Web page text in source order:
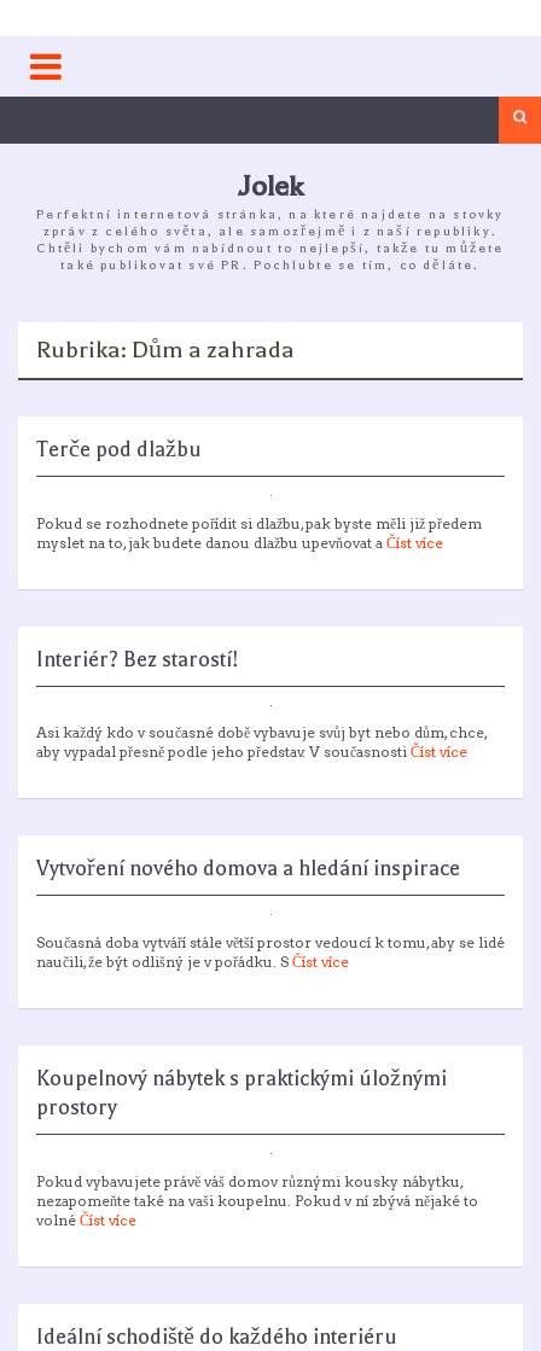
to
content
Jolek
Perfektní internetová stránka, na které najdete na stovky
zpráv z celého světa, ale samozřejmě i z naší republiky.
Chtěli bychom vám nabídnout to nejlepší, takže tu můžete
také publikovat své PR. Pochlubte se tím, co děláte.
Rubrika: Dům a zahrada
Terče pod dlažbu
Pokud se rozhodnete pořídit si dlažbu, pak byste měli již předem
myslet na to, jak budete danou dlažbu upevňovat a Číst více
Interiér? Bez starostí!
Asi každý kdo v současné době vybavuje svůj byt nebo dům, chce,
aby vypadal přesně podle jeho představ. V současnosti Číst více
Vytvoření nového domova a hledání inspirace
Současná doba vytváří stále větší prostor vedoucí k tomu, aby se lidé
naučili, že být odlišný je v pořádku. S Číst více
Koupelnový nábytek s praktickými úložnými
prostory
Pokud vybavujete právě váš domov různými kousky nábytku,
nezapomeňte také na vaši koupelnu. Pokud v ní zbývá nějaké to
volné Číst více
Ideální schodiště do každého interiéru